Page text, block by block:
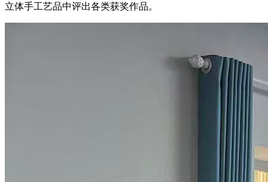
立体手工艺品中评出各类获奖作品。